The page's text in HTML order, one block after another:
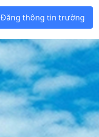
Đăng thông tin trường